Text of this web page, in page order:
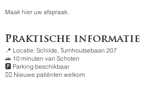
Maak hier uw afspraak.
Praktische informatie
📍 Locatie: Schilde, Turnhoutsebaan 207
🚗 10 minuten van Schoten
🅿️ Parking beschikbaar
👩‍⚕️ Nieuwe patiënten welkom